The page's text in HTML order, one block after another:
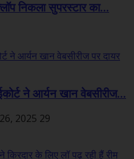
निकला सुपरस्टार का...
ने आर्यन खान वेबसीरीज...
2025 29